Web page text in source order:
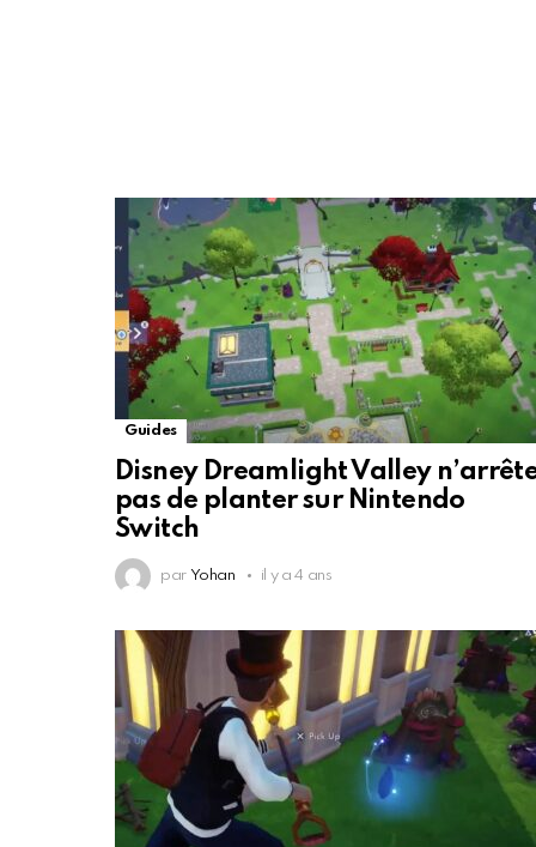
Guides
Disney Dreamlight Valley
pas de planter sur Nintendo
Switch
par Yohan il y a 4 ans